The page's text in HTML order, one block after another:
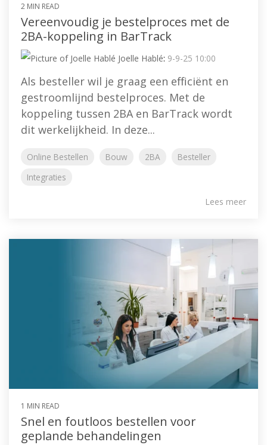
2 MIN READ
Vereenvoudig je bestelproces met de
2BA-koppeling in BarTrack
Joelle Hablé: 9-9-25 10:00
Als besteller wil je graag een efficiënt en
gestroomlijnd bestelproces. Met de
koppeling tussen 2BA en BarTrack wordt
dit werkelijkheid. In deze...
Online Bestellen Bouw 2BA
Besteller
Integraties
Lees meer
1 MIN READ
Snel en foutloos bestellen voor
geplande behandelingen